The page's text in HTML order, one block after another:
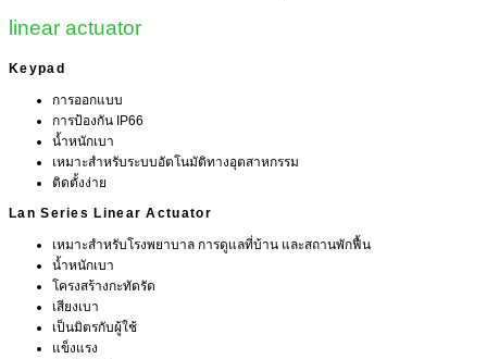
linear actuator
Keypad
การออกแบบ
การป้องกัน IP66
น้ำหนักเบา
เหมาะสำหรับระบบอัตโนมัติทางอุตสาหกรรม
ติดตั้งง่าย
Lan Series Linear Actuator
เหมาะสำหรับโรงพยาบาล การดูแลที่บ้าน และสถานพักฟื้น
น้ำหนักเบา
โครงสร้างกะทัดรัด
เสียงเบา
เป็นมิตรกับผู้ใช้
แข็งแรง